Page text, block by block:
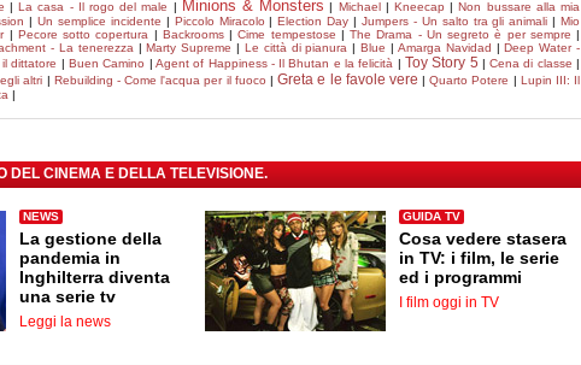
|La casa - Il rogo del male | Minions & Monsters | Michael|Kneecap |Non bussare alla mia
|Un semplice incidente | Piccolo Miracolo |Election Day |Jumpers - Un salto tra gli animali |Mio
| Pecore sotto copertura | Backrooms|Cime tempestose | The Drama - Un segreto è per sempre |
- La tenerezza |Marty Supreme | Le città di pianura |Blue | Amarga Navidad |Deep Water -
dittatore |Buen Camino | Agent of Happiness - Il Bhutan e la felicità | Toy Story 5 |Cena di classe |
altri | Rebuilding - Come l'acqua per il fuoco |Greta e le favole vere |Quarto Potere | Lupin III: Il
|
DEL CINEMA E DELLA TELEVISIONE.
NEWS
La gestione della
pandemia in
Inghilterra diventa
una serie tv
Leggi la news
GUIDA TV
Cosa vedere stasera
in TV: i film, le serie
ed i programmi
I film oggi in TV